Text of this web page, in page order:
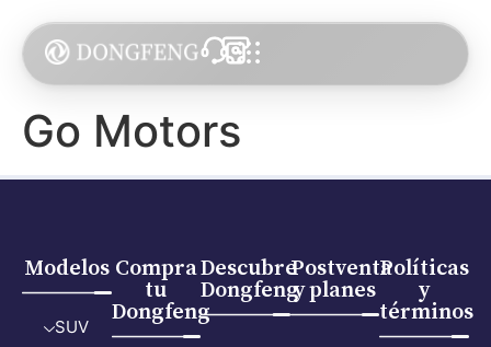
Go Motors
Modelos
SUV
Compra
tu
Dongfeng
Descubre
Dongfeng
Postventa
y planes
Políticas
y
términos